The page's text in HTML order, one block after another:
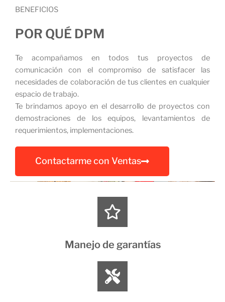
BENEFICIOS
POR QUÉ DPM
Te acompañamos en todos tus proyectos de
comunicación con el compromiso de satisfacer las
necesidades de colaboración de tus clientes en cualquier
espacio de trabajo.
Te brindamos apoyo en el desarrollo de proyectos con
demostraciones de los equipos, levantamientos de
requerimientos, implementaciones.
Contactarme con Ventas
Manejo de garantías